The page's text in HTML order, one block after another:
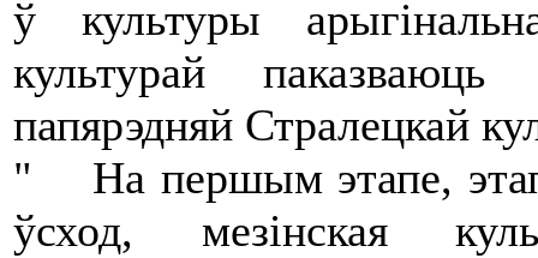
ў культуры
культурай
папярэдняй Стралецкай
" На першым этапе,
ўсход, мезінская